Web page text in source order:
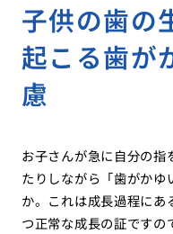
子供の歯の
起こる歯が
慮
お子さんが急に自分の
たりしながら「歯がか
か。これは成長過程に
つ正常な成長の証です